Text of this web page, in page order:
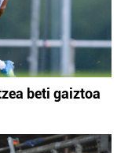
beti gaiztoa